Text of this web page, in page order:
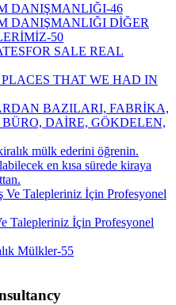
DANIŞMANLIĞI-46
DANIŞMANLIĞI DİĞER
50
FOR SALE REAL
THAT WE HAD IN
BAZILARI, FABRİKA,
DAİRE, GÖKDELEN,
mülk ederini öğrenin.
en kısa sürede kiraya
Talepleriniz İçin Profesyonel
Mülkler-55